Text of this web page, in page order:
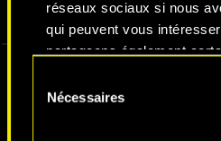
réseaux sociaux si nous
qui peuvent vous
partageons également
optionnels ne seront
Nécessaires
VIDÉOS CAPTURES